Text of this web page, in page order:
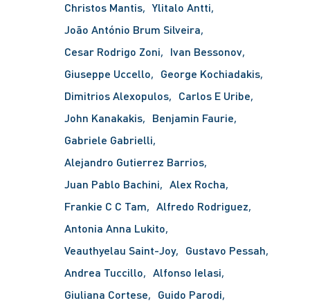
Christos Mantis
Ylitalo Antti
João António Brum Silveira
Cesar Rodrigo Zoni
Ivan Bessonov
Giuseppe Uccello
George Kochiadakis
Dimitrios Alexopulos
Carlos E Uribe
John Kanakakis
Benjamin Faurie
Gabriele Gabrielli
Alejandro Gutierrez Barrios
Juan Pablo Bachini
Alex Rocha
Frankie C C Tam
Alfredo Rodriguez
Antonia Anna Lukito
Veauthyelau Saint-Joy
Gustavo Pessah
Andrea Tuccillo
Alfonso Ielasi
Giuliana Cortese
Guido Parodi